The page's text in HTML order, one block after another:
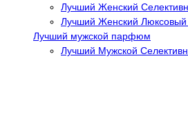
Лучший Женский
Лучший Женский
Лучший мужской парфюм
Лучший Мужской